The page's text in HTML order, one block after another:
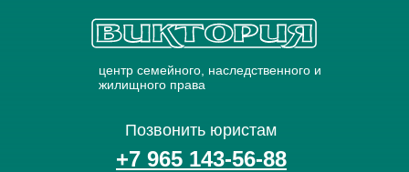
Позвонить юристам
+7 965 143-56-88
центр семейного, наследственного и
жилищного права